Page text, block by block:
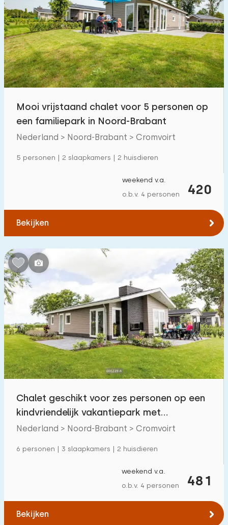
Mooi vrijstaand chalet voor 5 personen op
een familiepark in Noord-Brabant
Nederland > Noord-Brabant > Cromvoirt
5 personen | 2 slaapkamers | 2 huisdieren
420
weekend v.a.
o.b.v. 4 personen
Bekijken
Chalet geschikt voor zes personen op een
kindvriendelijk vakantiepark met
buitenzwembad
Nederland > Noord-Brabant > Cromvoirt
6 personen | 3 slaapkamers | 2 huisdieren
481
weekend v.a.
o.b.v. 4 personen
Bekijken